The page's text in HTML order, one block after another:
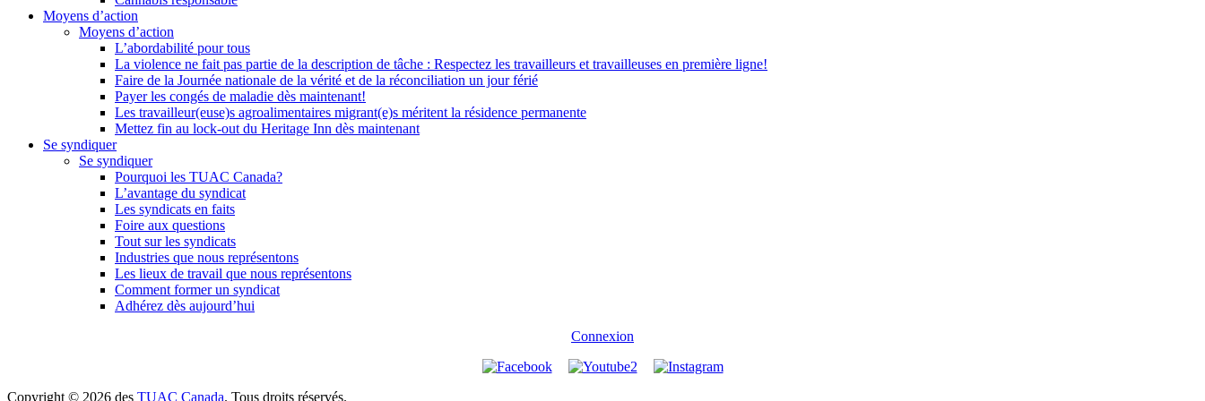
Moyens d’action
Moyens d’action
L’abordabilité pour tous
La violence ne fait pas partie de la description de tâche : Respectez les travailleurs et travailleuses en première ligne!
Faire de la Journée nationale de la vérité et de la réconciliation un jour férié
Payer les congés de maladie dès maintenant!
Les travailleur(euse)s agroalimentaires migrant(e)s méritent la résidence permanente
Mettez fin au lock-out du Heritage Inn dès maintenant
Se syndiquer
Se syndiquer
Pourquoi les TUAC Canada?
L’avantage du syndicat
Les syndicats en faits
Foire aux questions
Tout sur les syndicats
Industries que nous représentons
Les lieux de travail que nous représentons
Comment former un syndicat
Adhérez dès aujourd’hui
Connexion
Copyright © 2026 des TUAC Canada. Tous droits réservés.